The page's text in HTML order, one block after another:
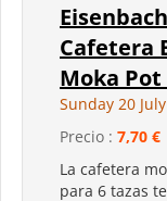
Cafetera
Moka Pot
Sunday 20
Precio : 7,70 €
La cafetera
para 6 tazas